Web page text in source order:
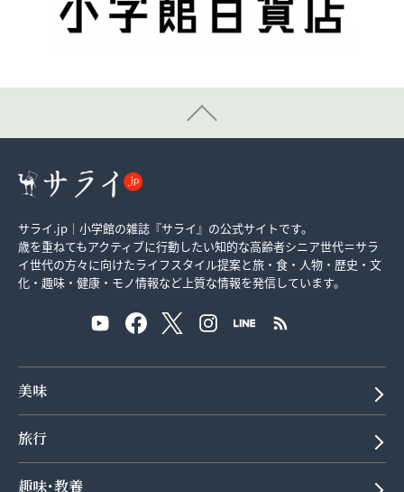
サライ.jp｜小学館の雑誌『サライ』の公式サイトです。
歳を重ねてもアクティブに行動したい知的な高齢者シニア世代＝サラ
イ世代の方々に向けたライフスタイル提案と旅・食・人物・歴史・文
化・趣味・健康・モノ情報など上質な情報を発信しています。
美味
旅行
趣味･教養